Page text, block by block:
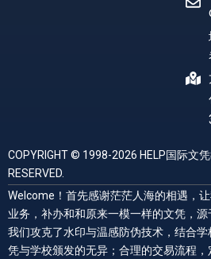
COPYRIGHT © 1998-2026 HELP国际文
RESERVED.
Welcome！首先感谢茫茫人海的相遇，
业务，补办和和原来一模一样的文凭，源
我们攻克了水印与温感防伪技术，结合
凭与学校颁发的无异；合理的交易流程